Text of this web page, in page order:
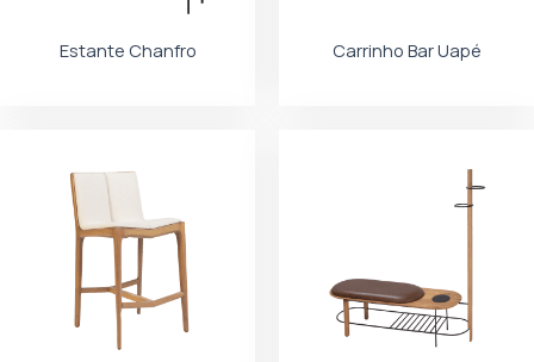
Estante Chanfro Carrinho Bar Uapé